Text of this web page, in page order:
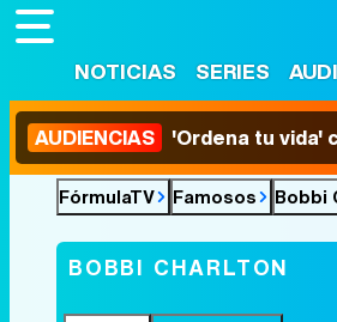
NOTICIAS SERIES
AUDIENCIAS 'Ordena tu vida'
FórmulaTV Famosos Bobbi
BOBBI CHARLTON